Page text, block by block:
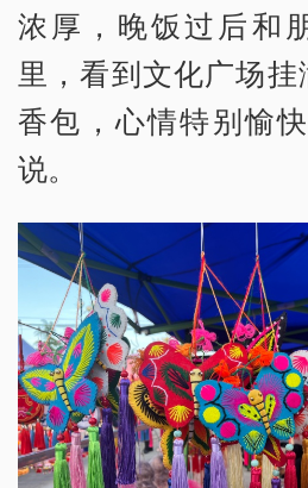
浓厚，晚饭过后和
里，看到文化广场
香包，心情特别愉
说。